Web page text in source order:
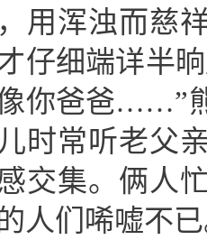
用浑浊而慈
仔细端详半
你爸爸……”
时常听老父
交集。俩人
人们唏嘘不